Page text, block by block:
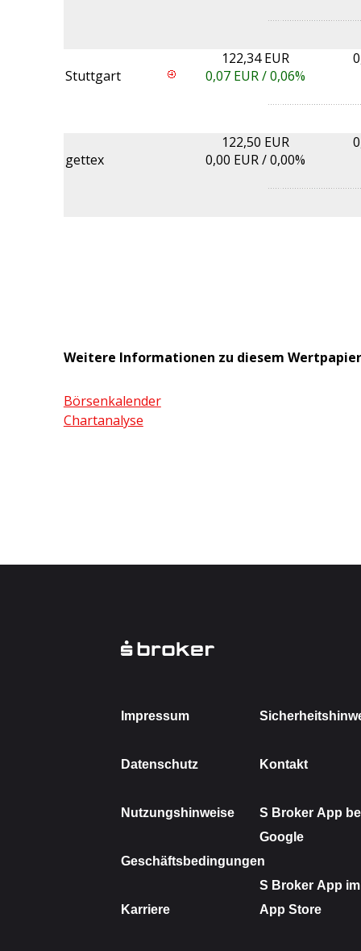
Stuttgart
122,34 EUR
0,07 EUR /0,06%
gettex
122,50 EUR
0,00 EUR /0,00%
Weitere Informationen zu diesem Wertpapier
Börsenkalender
Chartanalyse